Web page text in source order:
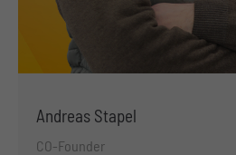
Andreas Stapel
CO-Founder